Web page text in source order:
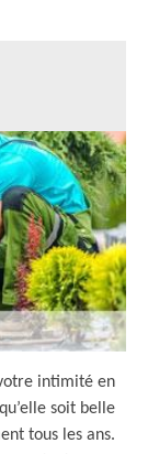
intimité en
soit belle
tous les ans.